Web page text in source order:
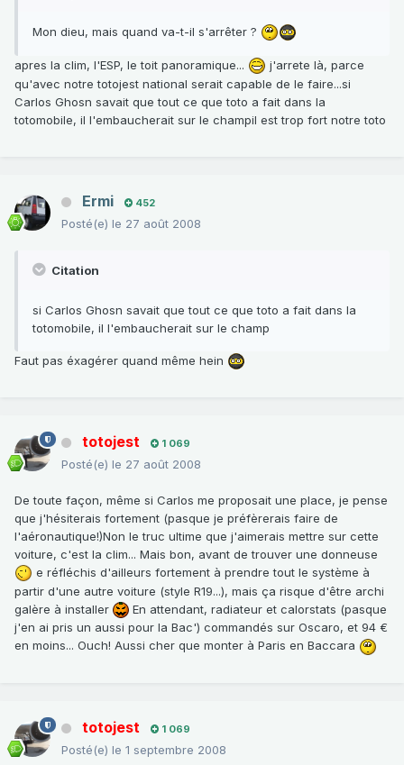
Mon dieu, mais quand va-t-il s'arrêter ?
apres la clim, l'ESP, le toit panoramique...
j'arrete là, parce
qu'avec notre totojest national serait capable de le faire...si
Carlos Ghosn savait que tout ce que toto a fait dans la
totomobile, il l'embaucherait sur le champil est trop fort notre toto
Ermi 452
Posté(e) le 27 août 2008
Citation
si Carlos Ghosn savait que tout ce que toto a fait dans la
totomobile, il l'embaucherait sur le champ
Faut pas éxagérer quand même hein
totojest 1 069
Posté(e) le 27 août 2008
De toute façon, même si Carlos me proposait une place, je pense
que j'hésiterais fortement (pasque je préfèrerais faire de
l'aéronautique!)Non le truc ultime que j'aimerais mettre sur cette
voiture, c'est la clim... Mais bon, avant de trouver une donneuse
e réfléchis d'ailleurs fortement à prendre tout le système à
partir d'une autre voiture (style R19...), mais ça risque d'être archi
galère à installer
En attendant, radiateur et calorstats (pasque
j'en ai pris un aussi pour la Bac') commandés sur Oscaro, et 94 €
en moins... Ouch! Aussi cher que monter à Paris en Baccara
totojest 1 069
Posté(e) le 1 septembre 2008